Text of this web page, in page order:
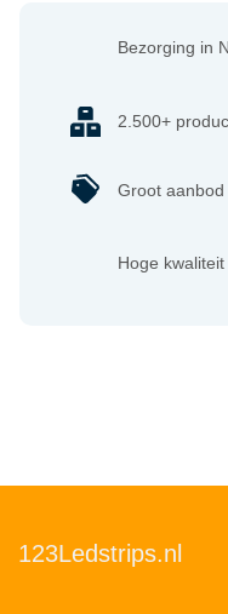
Bezorging in
2.500+
Groot
Hoge
123Ledstrips.nl